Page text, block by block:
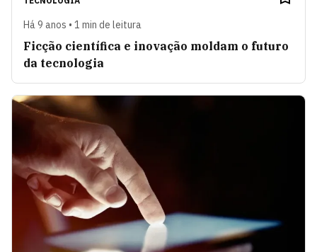
Há 9 anos • 1 min de leitura
Ficção científica e inovação moldam o futuro
da tecnologia